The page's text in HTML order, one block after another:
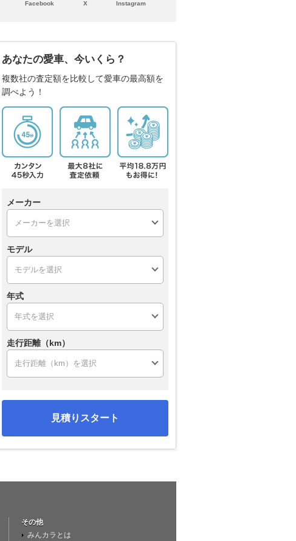
Facebook X Instagram
あなたの愛車、今いくら？
複数社の査定額を比較して愛車の最高額を
調べよう！
メーカー
モデル
年式
走行距離（km）
見積りスタート
その他
みんカラとは